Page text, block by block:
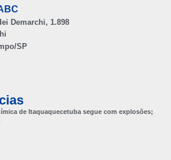
Demarchi, 1.898
SP
de Itaquaquecetuba segue com explosões;